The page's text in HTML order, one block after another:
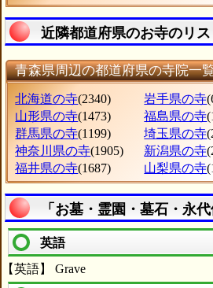
近隣都道府県のお寺のリス
青森県周辺の都道府県の寺院一
北海道の寺(2340) 岩手県の寺
山形県の寺(1473) 福島県の寺
群馬県の寺(1199) 埼玉県の寺
神奈川県の寺(1905) 新潟県の寺
福井県の寺(1687) 山梨県の寺
「お墓・霊園・墓石・永
英語
【英語】 Grave